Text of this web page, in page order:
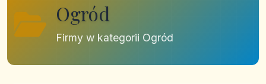
Ogród
Firmy w kategorii Ogród